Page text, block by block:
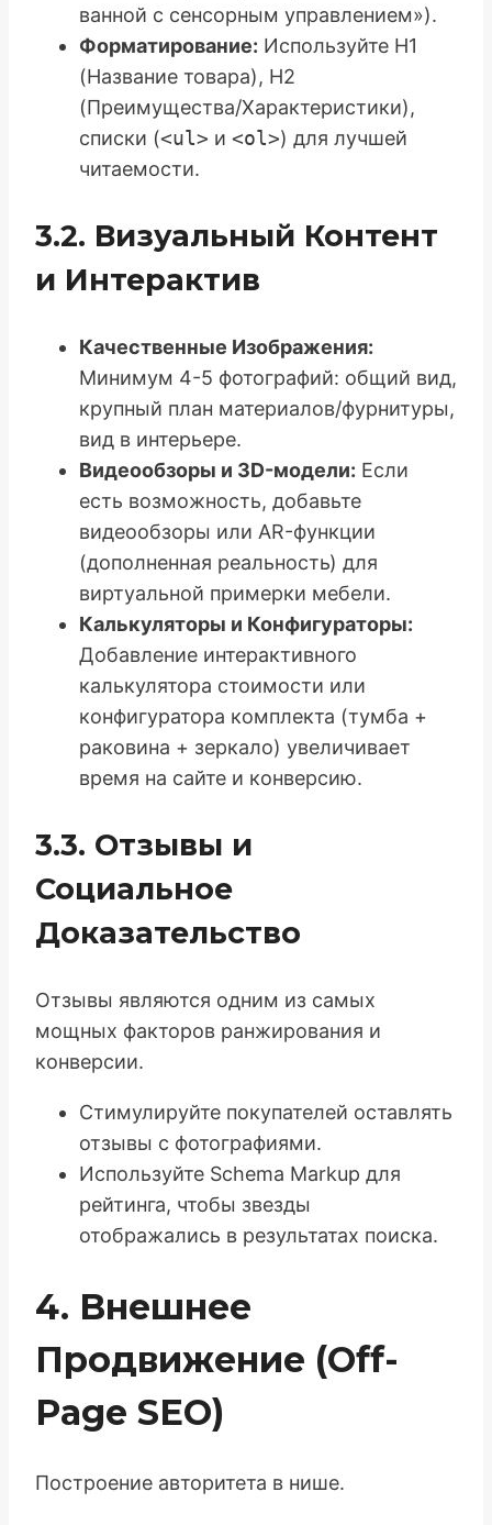
ванной с сенсорным управлением»).
Форматирование: Используйте H1
(Название товара), H2
(Преимущества/Характеристики),
списки (<ul> и <ol>) для лучшей
читаемости.
3.2. Визуальный Контент
и Интерактив
Качественные Изображения:
Минимум 4-5 фотографий: общий вид,
крупный план материалов/фурнитуры,
вид в интерьере.
Видеообзоры и 3D-модели: Если
есть возможность, добавьте
видеообзоры или AR-функции
(дополненная реальность) для
виртуальной примерки мебели.
Калькуляторы и Конфигураторы:
Добавление интерактивного
калькулятора стоимости или
конфигуратора комплекта (тумба +
раковина + зеркало) увеличивает
время на сайте и конверсию.
3.3. Отзывы и
Социальное
Доказательство
Отзывы являются одним из самых
мощных факторов ранжирования и
конверсии.
Стимулируйте покупателей оставлять
отзывы с фотографиями.
Используйте Schema Markup для
рейтинга, чтобы звезды
отображались в результатах поиска.
4. Внешнее
Продвижение (Off-
Page SEO)
Построение авторитета в нише.